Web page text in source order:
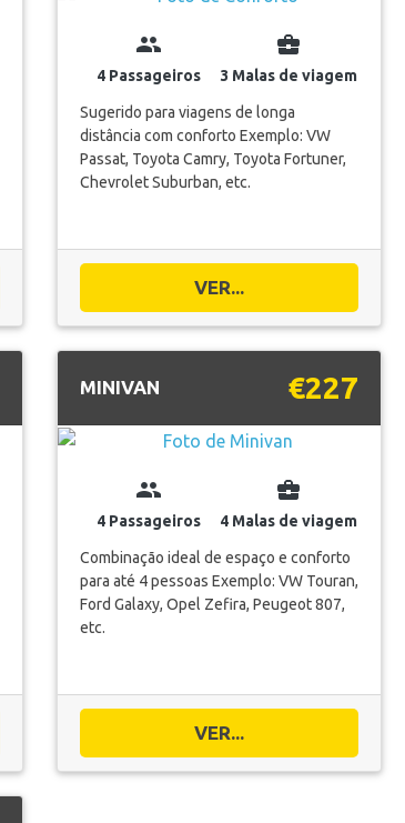
group
4 Passageiros
business_center
3 Malas de viagem
Sugerido para viagens de longa
distância com conforto Exemplo: VW
Passat, Toyota Camry, Toyota Fortuner,
Chevrolet Suburban, etc.
VER...
MINIVAN €227
group
4 Passageiros
business_center
4 Malas de viagem
Combinação ideal de espaço e conforto
para até 4 pessoas Exemplo: VW Touran,
Ford Galaxy, Opel Zefira, Peugeot 807,
etc.
VER...